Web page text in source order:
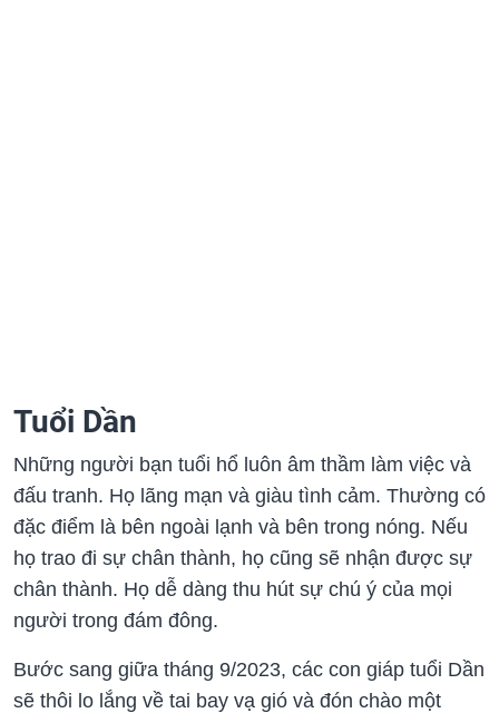
Tuổi Dần
Những người bạn tuổi hổ luôn âm thầm làm việc và
đấu tranh. Họ lãng mạn và giàu tình cảm. Thường có
đặc điểm là bên ngoài lạnh và bên trong nóng. Nếu
họ trao đi sự chân thành, họ cũng sẽ nhận được sự
chân thành. Họ dễ dàng thu hút sự chú ý của mọi
người trong đám đông.
Bước sang giữa tháng 9/2023, các con giáp tuổi Dần
sẽ thôi lo lắng về tai bay vạ gió và đón chào một